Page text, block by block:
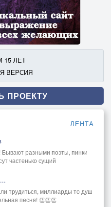
ЛЕТ
ВЕРСИЯ
ПРОЕКТУ
ЛЕНТА
Бывают разными поэты, пинки
частенько сущий
трудиться, миллиарды то душ
песня! 👏👏👏